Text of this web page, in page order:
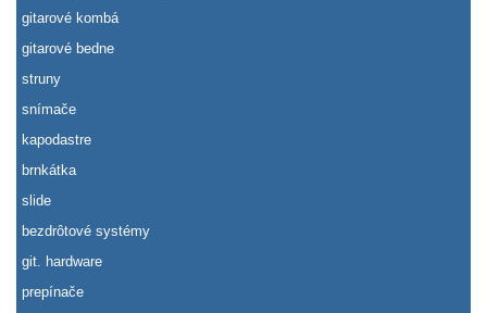
gitarové kombá
gitarové bedne
struny
snímače
kapodastre
brnkátka
slide
bezdrôtové systémy
git. hardware
prepínače